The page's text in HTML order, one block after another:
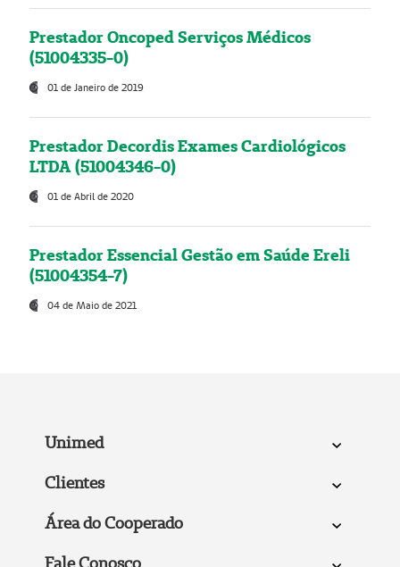
Prestador Oncoped Serviços Médicos
(51004335-0)
01 de Janeiro de 2019
Prestador Decordis Exames Cardiológicos
LTDA (51004346-0)
01 de Abril de 2020
Prestador Essencial Gestão em Saúde Ereli
(51004354-7)
04 de Maio de 2021
Unimed
Clientes
Área do Cooperado
Fale Conosco